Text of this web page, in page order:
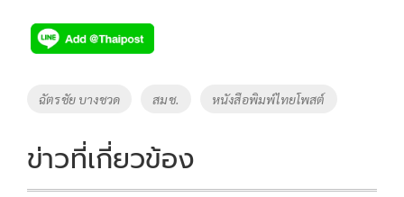
e
b
o
k
tt
er
p
y
Li
k
Tags
ฉัตรชัย บางชวด สมช. หนังสือพิมพ์ไทยโพสต์
ข่าวที่เกี่ยวข้อง